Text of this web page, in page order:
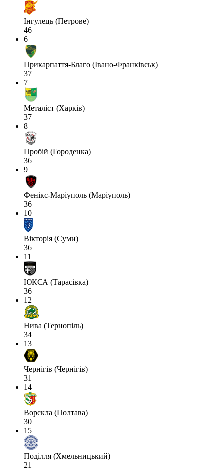
Інгулець (Петрове)
46
6
Прикарпаття-Благо (Івано-Франківськ)
37
7
Металіст (Харків)
37
8
Пробій (Городенка)
36
9
Фенікс-Маріуполь (Маріуполь)
36
10
Вікторія (Суми)
36
11
ЮКСА (Тарасівка)
36
12
Нива (Тернопіль)
34
13
Чернігів (Чернігів)
31
14
Ворскла (Полтава)
30
15
Поділля (Хмельницький)
21